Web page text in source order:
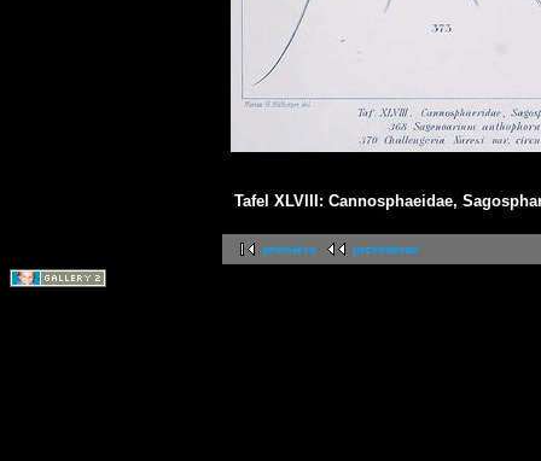
Tafel XLVIII: Cannosphaeidae,
première précédente